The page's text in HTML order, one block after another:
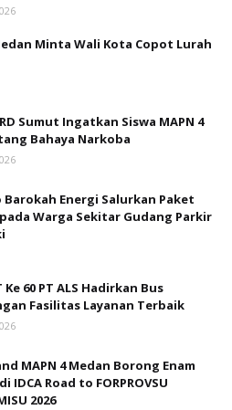
Minta Wali Kota Copot Lurah
Sumut Ingatkan Siswa MAPN 4
Bahaya Narkoba
Barokah Energi Salurkan Paket
Warga Sekitar Gudang Parkir
60 PT ALS Hadirkan Bus
Fasilitas Layanan Terbaik
MAPN 4 Medan Borong Enam
IDCA Road to FORPROVSU
2026